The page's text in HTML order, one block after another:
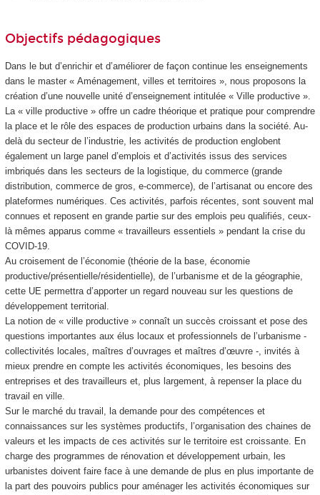
Objectifs pédagogiques
Dans le but d’enrichir et d’améliorer de façon continue les enseignements
dans le master « Aménagement, villes et territoires », nous proposons la
création d’une nouvelle unité d’enseignement intitulée « Ville productive ».
La « ville productive » offre un cadre théorique et pratique pour comprendre
la place et le rôle des espaces de production urbains dans la société. Au-
delà du secteur de l’industrie, les activités de production englobent
également un large panel d’emplois et d’activités issus des services
imbriqués dans les secteurs de la logistique, du commerce (grande
distribution, commerce de gros, e-commerce), de l’artisanat ou encore des
plateformes numériques. Ces activités, parfois récentes, sont souvent mal
connues et reposent en grande partie sur des emplois peu qualifiés, ceux-
là mêmes apparus comme « travailleurs essentiels » pendant la crise du
COVID-19.
Au croisement de l’économie (théorie de la base, économie
productive/présentielle/résidentielle), de l’urbanisme et de la géographie,
cette UE permettra d’apporter un regard nouveau sur les questions de
développement territorial.
La notion de « ville productive » connaît un succès croissant et pose des
questions importantes aux élus locaux et professionnels de l’urbanisme -
collectivités locales, maîtres d’ouvrages et maîtres d’œuvre -, invités à
mieux prendre en compte les activités économiques, les besoins des
entreprises et des travailleurs et, plus largement, à repenser la place du
travail en ville.
Sur le marché du travail, la demande pour des compétences et
connaissances sur les systèmes productifs, l’organisation des chaines de
valeurs et les impacts de ces activités sur le territoire est croissante. En
charge des programmes de rénovation et développement urbain, les
urbanistes doivent faire face à une demande de plus en plus importante de
la part des pouvoirs publics pour aménager les activités économiques sur